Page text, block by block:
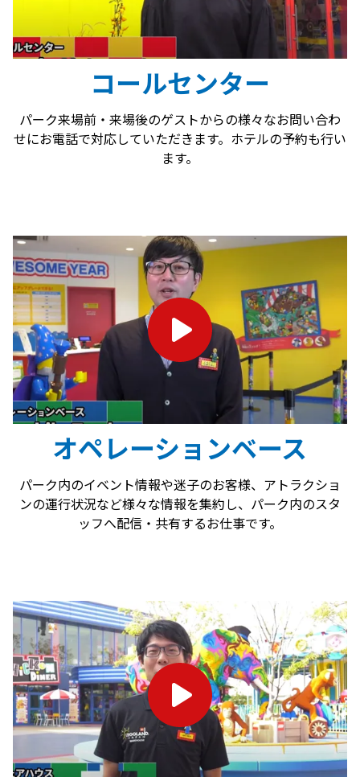
コールセンター
パーク来場前・来場後のゲストからの様々なお問い合わ
せにお電話で対応していただきます。ホテルの予約も行い
ます。
オペレーションベース
パーク内のイベント情報や迷子のお客様、アトラクショ
ンの運行状況など様々な情報を集約し、パーク内のスタ
ッフへ配信・共有するお仕事です。